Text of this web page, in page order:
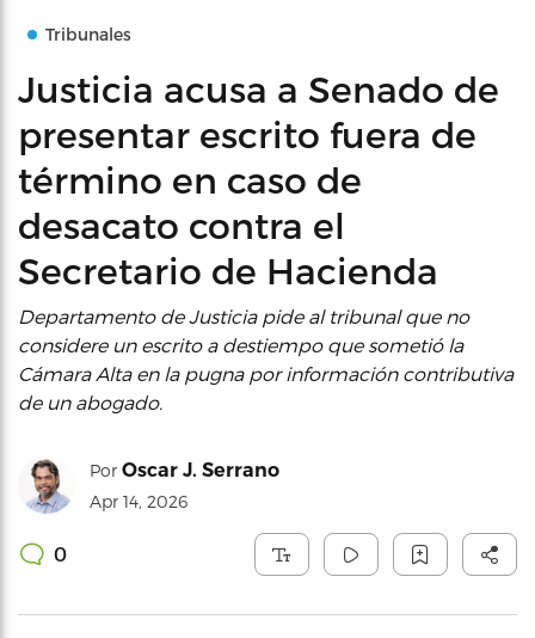
Tribunales
Justicia acusa a Senado de
presentar escrito fuera de
término en caso de
desacato contra el
Secretario de Hacienda
Departamento de Justicia pide al tribunal que no
considere un escrito a destiempo que sometió la
Cámara Alta en la pugna por información contributiva
de un abogado.
Por Oscar J. Serrano
Apr 14, 2026
0